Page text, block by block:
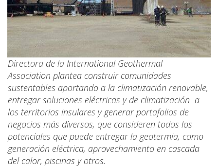
Directora de la International Geothermal
Association plantea construir comunidades
sustentables aportando a la climatización renovable,
entregar soluciones eléctricas y de climatización a
los territorios insulares y generar portafolios de
negocios más diversos, que consideren todos los
potenciales que puede entregar la geotermia, como
generación eléctrica, aprovechamiento en cascada
del calor, piscinas y otros.